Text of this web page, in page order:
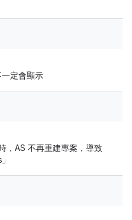
定會顯示
，AS 不再重建專案，導致